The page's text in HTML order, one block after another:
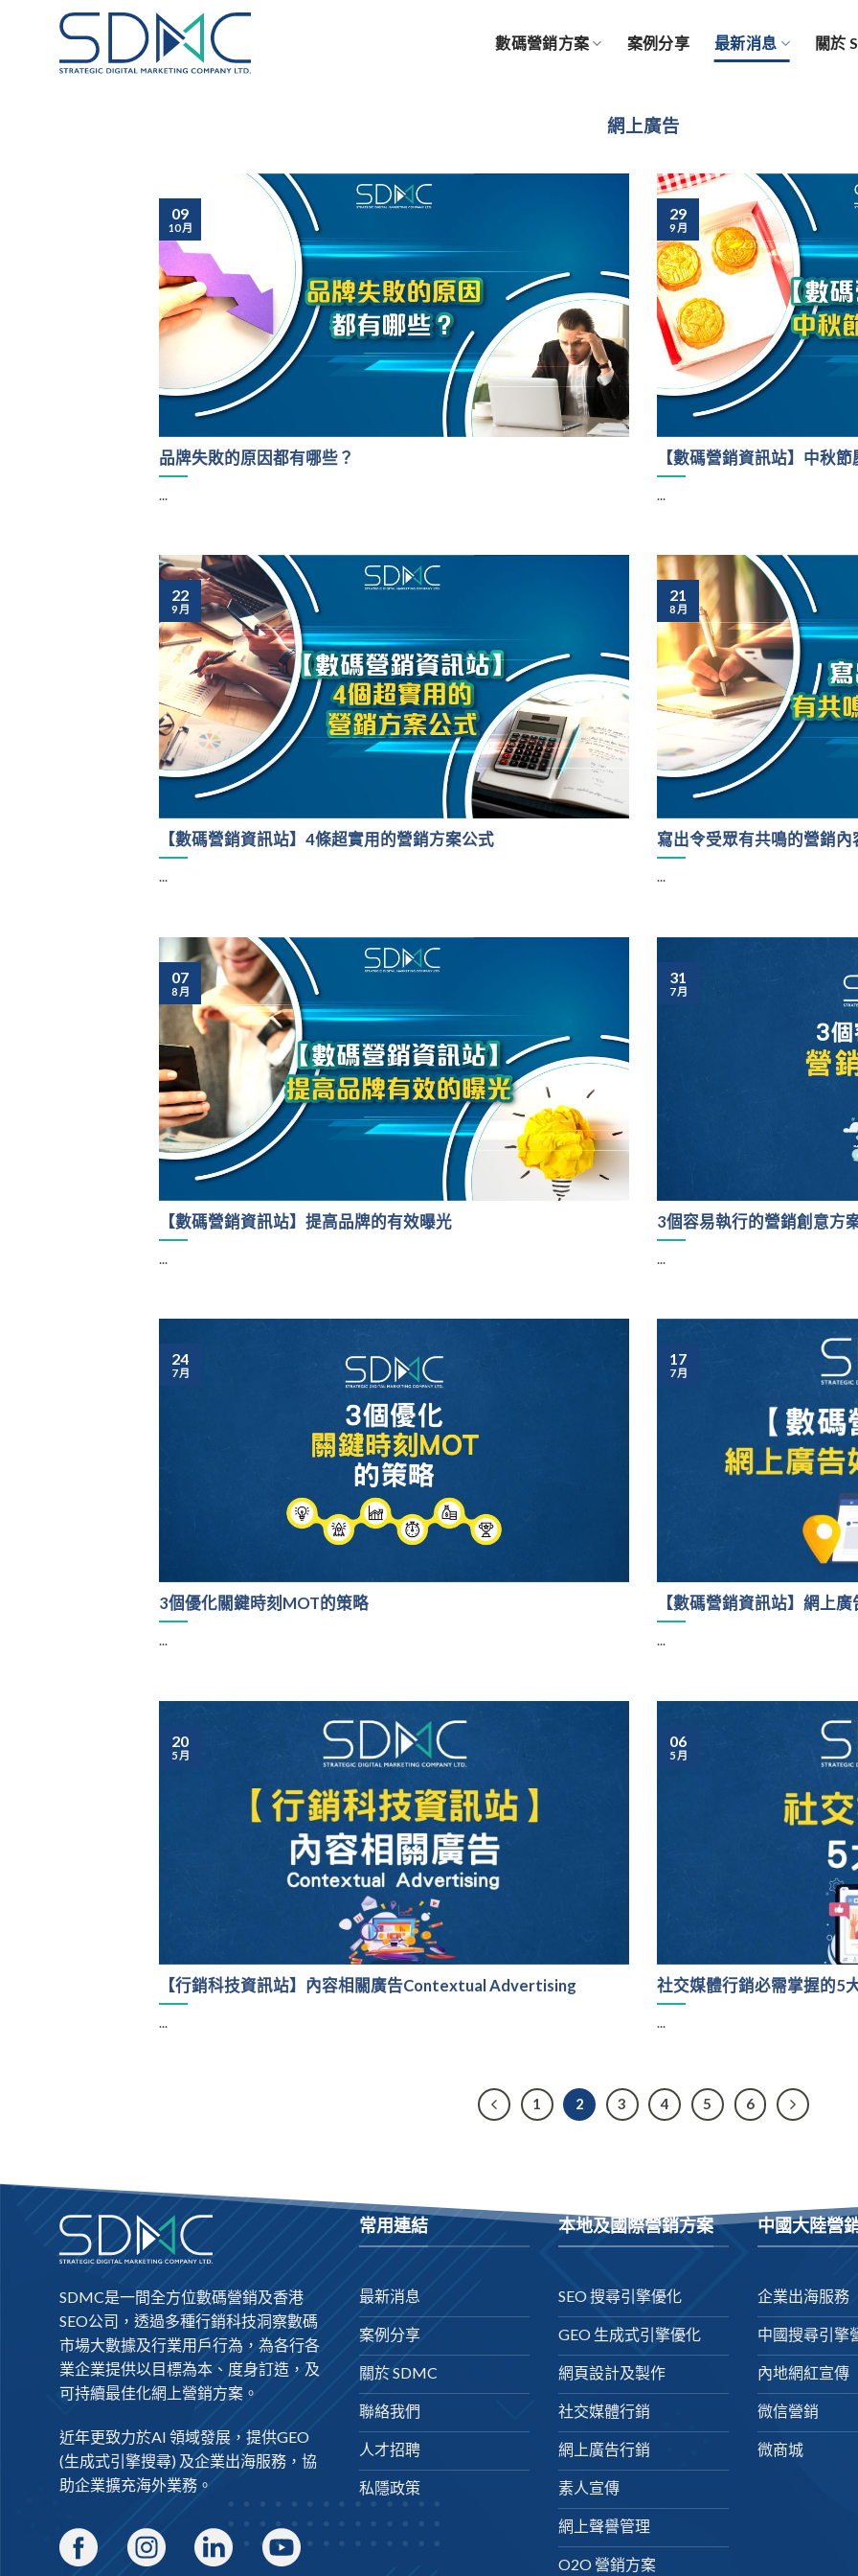
數碼營銷方案 案例分享 最新消息 關於
網上廣告
品牌失敗的原因都有哪些？
...
09
10 月
【數碼營銷資訊站】中秋
...
29
9 月
【數碼營銷資訊站】4條超實用的營銷方案公式
...
22
9 月
寫出令受眾有共鳴的營銷內
...
21
8 月
【數碼營銷資訊站】提高品牌的有效曝光
...
07
8 月
3個容易執行的營銷創意方
...
31
7 月
3個優化關鍵時刻MOT的策略
...
24
7 月
【數碼營銷資訊站】網上
...
17
7 月
【行銷科技資訊站】內容相關廣告Contextual Advertising
...
20
5 月
社交媒體行銷必需掌握的5
...
06
5 月
1 2 3 4 5 6
SDMC是一間全方位數碼營銷及香港
SEO公司 ，透過多種行銷科技洞察數碼
市場大數據及行業用戶行為，為各行各
業企業提供以目標為本、度身訂造，及
可持續最佳化網上營銷方案。
近年更致力於AI 領域發展，提供GEO
(生成式引擎搜尋) 及企業出海服務，協
助企業擴充海外業務。
常用連結
最新消息
案例分享
關於 SDMC
聯絡我們
人才招聘
私隱政策
本地及國際營銷方案
SEO 搜尋引擎優化
GEO 生成式引擎優化
網頁設計及製作
社交媒體行銷
網上廣告行銷
素人宣傳
網上聲譽管理
O2O 營銷方案
中國大陸營
企業出海服務
中國搜尋引擎
內地網紅宣傳
微信營銷
微商城